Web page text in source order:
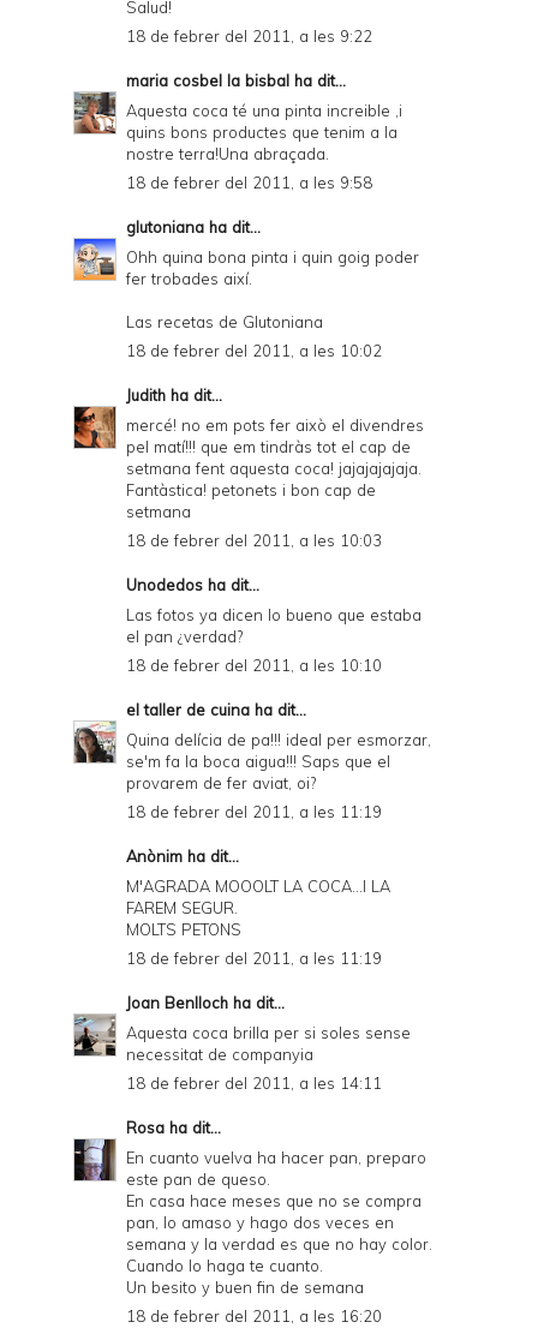
Salud!
18 de febrer del 2011, a les 9:22
maria cosbel la bisbal ha dit...
Aquesta coca té una pinta increible ,i
quins bons productes que tenim a la
nostre terra!Una abraçada.
18 de febrer del 2011, a les 9:58
glutoniana ha dit...
Ohh quina bona pinta i quin goig poder
fer trobades així.
Las recetas de Glutoniana
18 de febrer del 2011, a les 10:02
Judith ha dit...
mercé! no em pots fer això el divendres
pel matí!!! que em tindràs tot el cap de
setmana fent aquesta coca! jajajajajaja.
Fantàstica! petonets i bon cap de
setmana
18 de febrer del 2011, a les 10:03
Unodedos ha dit...
Las fotos ya dicen lo bueno que estaba
el pan ¿verdad?
18 de febrer del 2011, a les 10:10
el taller de cuina ha dit...
Quina delícia de pa!!! ideal per esmorzar,
se'm fa la boca aigua!!! Saps que el
provarem de fer aviat, oi?
18 de febrer del 2011, a les 11:19
Anònim ha dit...
M'AGRADA MOOOLT LA COCA...I LA
FAREM SEGUR.
MOLTS PETONS
18 de febrer del 2011, a les 11:19
Joan Benlloch ha dit...
Aquesta coca brilla per si soles sense
necessitat de companyia
18 de febrer del 2011, a les 14:11
Rosa ha dit...
En cuanto vuelva ha hacer pan, preparo
este pan de queso.
En casa hace meses que no se compra
pan, lo amaso y hago dos veces en
semana y la verdad es que no hay color.
Cuando lo haga te cuanto.
Un besito y buen fin de semana
18 de febrer del 2011, a les 16:20